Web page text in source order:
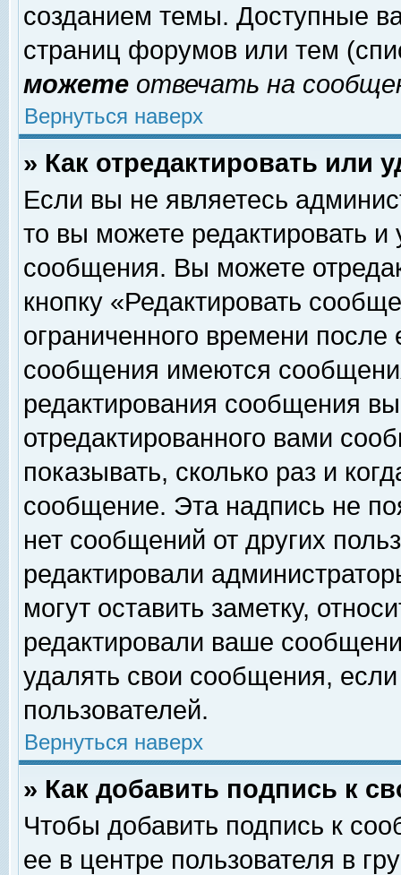
созданием темы. Доступные
страниц форумов или тем
можете отвечать на
Вернуться наверх
» Как отредактировать или
Если вы не являетесь
то вы можете редактировать и
сообщения. Вы можете
кнопку «Редактировать
ограниченного времени
сообщения имеются
редактирования сообщения
отредактированного вами
показывать, сколько раз и
сообщение. Эта надпись не
нет сообщений от других
редактировали
могут оставить заметку,
редактировали ваше
удалять свои сообщения,
пользователей.
Вернуться наверх
» Как добавить подпись к
Чтобы добавить подпись к
ее в центре пользователя в